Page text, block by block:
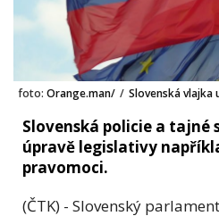
foto: Orange.man/ / Slovenská vlajka
Slovenská policie a tajné
úpravě legislativy
pravomoci.
(ČTK) - Slovenský